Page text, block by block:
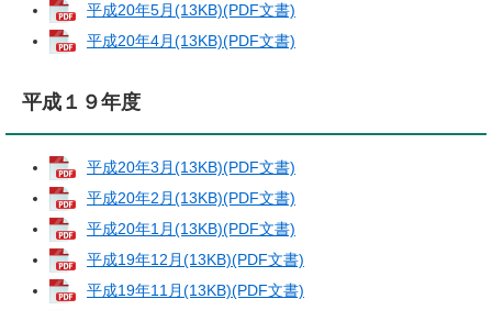
平成20年5月(13KB)(PDF文書)
平成20年4月(13KB)(PDF文書)
平成１９年度
平成20年3月(13KB)(PDF文書)
平成20年2月(13KB)(PDF文書)
平成20年1月(13KB)(PDF文書)
平成19年12月(13KB)(PDF文書)
平成19年11月(13KB)(PDF文書)